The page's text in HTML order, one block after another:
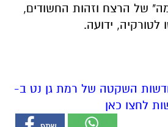
של הרצח וזהות החשודים,
ידועה.
השקטה של רמת גן נט ב-